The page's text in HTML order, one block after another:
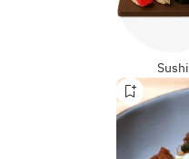
Sushi